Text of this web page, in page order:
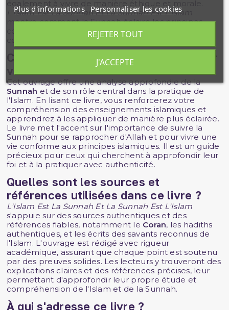
L'Islam Est La Sunnah Et La Sunnah Est L'Islam
montre comment la Sunnah éclaire les principes
coraniques et aide les croyants à naviguer les défis
Comment ce livre aide-t-il à renforcer
votre foi ?
Cet ouvrage offre une analyse approfondie de la
Sunnah et de son rôle central dans la pratique de
l'Islam. En lisant ce livre, vous renforcerez votre
compréhension des enseignements islamiques et
apprendrez à les appliquer de manière plus éclairée.
Le livre met l'accent sur l'importance de suivre la
Sunnah pour se rapprocher d'Allah et pour vivre une
vie conforme aux principes islamiques. Il est un guide
précieux pour ceux qui cherchent à approfondir leur
foi et à la pratiquer avec authenticité.
Quelles sont les sources et
références utilisées dans ce livre ?
L'Islam Est La Sunnah Et La Sunnah Est L'Islam
s'appuie sur des sources authentiques et des
références fiables, notamment le Coran, les hadiths
authentiques, et les écrits des savants reconnus de
l'Islam. L'ouvrage est rédigé avec rigueur
académique, assurant que chaque point est soutenu
par des preuves solides. Les lecteurs y trouveront des
explications claires et des références précises, leur
permettant d'approfondir leur propre étude et
compréhension de l'Islam et de la Sunnah.
À qui s'adresse ce livre ?
Plus d'informations Personnaliser les cookies
REJETER TOUT
J'ACCEPTE